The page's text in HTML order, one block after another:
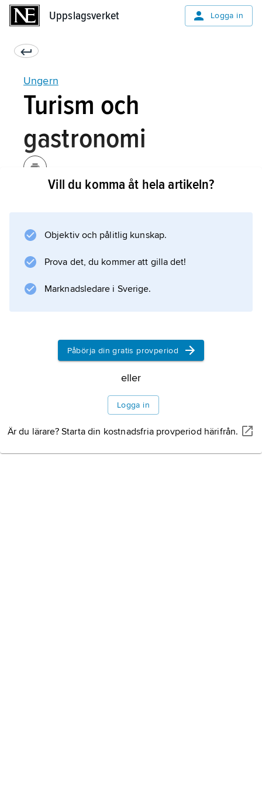
Uppslagsverket Logga in
Ungern
Turism och
gastronomi
planekonomiskt land inom östblocket
välkomnade man turister. Cirka 9,5 miljoner
besökte landet 2010. De tre viktigaste
Budapest
och Donaukröken.
Information om artikeln
Vill du komma åt hela artikeln?
Objektiv och pålitlig kunskap.
Prova det, du kommer att gilla det!
Marknadsledare i Sverige.
Påbörja din gratis provperiod
eller
Logga in
Är du lärare? Starta din kostnadsfria provperiod härifrån.